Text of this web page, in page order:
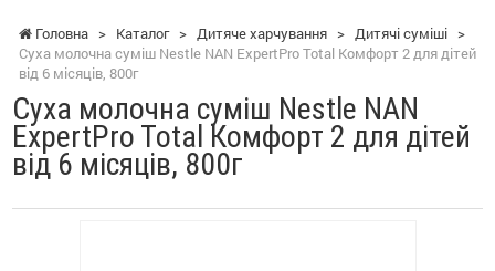
Головна > Каталог > Дитяче харчування > Дитячі суміші >
Суха молочна суміш Nestle NAN ExpertPro Total Комфорт 2 для дітей
від 6 місяців, 800г
Суха молочна суміш Nestle NAN
ExpertPro Total Комфорт 2 для дітей
від 6 місяців, 800г